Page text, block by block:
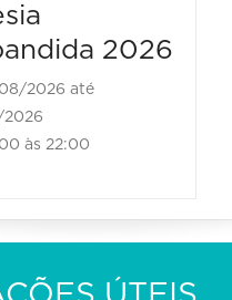
2026
2026 até
às 22:00